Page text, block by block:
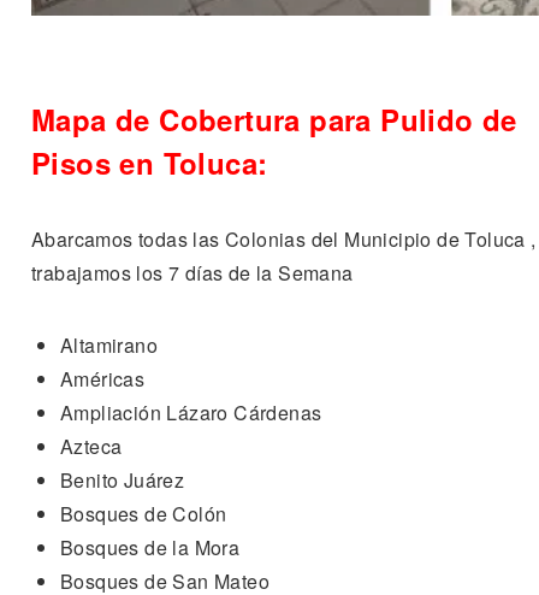
Mapa de Cobertura para Pulido de
Pisos en Toluca:
Abarcamos todas las Colonias del Municipio de Toluca ,
trabajamos los 7 días de la Semana
Altamirano
Américas
Ampliación Lázaro Cárdenas
Azteca
Benito Juárez
Bosques de Colón
Bosques de la Mora
Bosques de San Mateo